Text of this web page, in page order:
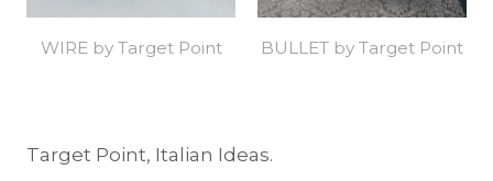
WIRE by Target Point BULLET by Target Point
Target Point, Italian Ideas.